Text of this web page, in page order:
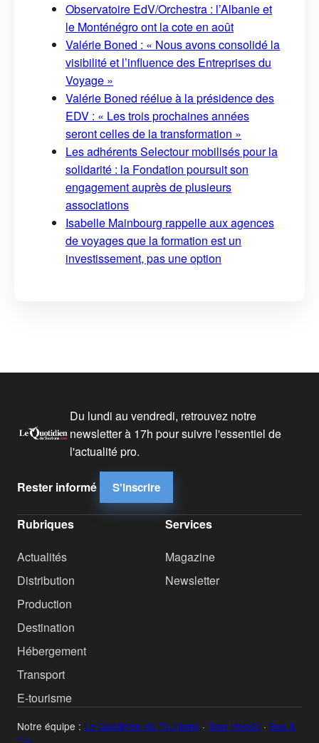
Observatoire EdV/Orchestra : l’Albanie et
le Monténégro ont la cote en août
Valérie Boned : « Nous avons consolidé la
visibilité et l’influence des Entreprises du
Voyage »
Valérie Boned réélue à la présidence des
EDV : « Les trois prochaines années
seront celles de la transformation »
Les adhérents Selectour mobilisés pour la
solidarité : la Fondation poursuit son
engagement auprès de plusieurs
associations
Isabelle Mainbourg rappelle aux agences
de voyages que la formation est un
investissement, pas une option
Du lundi au vendredi, retrouvez notre
newsletter à 17h pour suivre l'essentiel de
l'actualité pro.
Rester informé S'inscrire
Rubriques
Actualités
Distribution
Production
Destination
Hébergement
Transport
E-tourisme
Services
Magazine
Newsletter
Notre équipe : Le Quotidien du Tourisme · Tour Hebdo · Bus &